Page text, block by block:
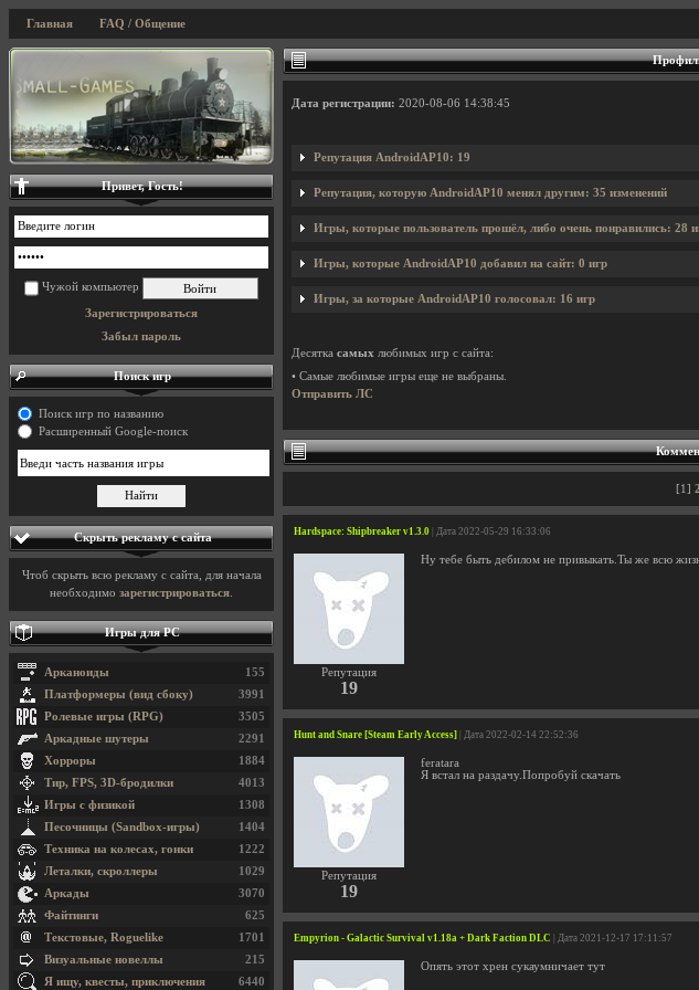
Главная FAQ / Общение
Дата регистрации: 2020-08-06 14:38:45
Репутация AndroidAP10: 19
Репутация, которую AndroidAP10 менял другим: 35 изменений
Игры, которые пользователь прошёл, либо очень понравились: 28
Игры, которые AndroidAP10 добавил на сайт: 0 игр
Игры, за которые AndroidAP10 голосовал: 16 игр
Десятка самых любимых игр с сайта:
• Самые любимые игры еще не выбраны.
Отправить ЛС
[1] 2
Hardspace: Shipbreaker v1.3.0 | Дата 2022-05-29 16:33:06
Репутация
19
Ну тебе быть дебилом не привыкать.Ты же всю
Hunt and Snare [Steam Early Access] | Дата 2022-02-14 22:52:36
Репутация
19
feratara
Я встал на раздачу.Попробуй скачать
Empyrion - Galactic Survival v1.18a + Dark Faction DLC | Дата 2021-12-17 17:11:57
Опять этот хрен сукаумничает тут
Привет, Гость!
Чужой компьютер
Зарегистрироваться
Забыл пароль
Поиск игр
Поиск игр по названию
Расширенный Google-поиск
Скрыть рекламу с сайта
Чтоб скрыть всю рекламу с сайта, для начала
необходимо зарегистрироваться
Игры для PC
155
Арканоиды
3991
Платформеры (вид сбоку)
3505
Ролевые игры (RPG)
2291
Аркадные шутеры
1884
Хорроры
4013
Тир, FPS, 3D-бродилки
1308
Игры с физикой
1404
Песочницы (Sandbox-игры)
1222
Техника на колесах, гонки
1029
Леталки, скроллеры
3070
Аркады
625
Файтинги
1701
Текстовые, Roguelike
215
Визуальные новеллы
6440
Я ищу, квесты, приключения